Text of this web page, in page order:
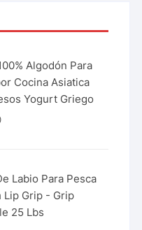
Algodón Para
Cocina Asiatica
Yogurt Griego
Labio Para Pesca
Lip Grip - Grip
25 Lbs